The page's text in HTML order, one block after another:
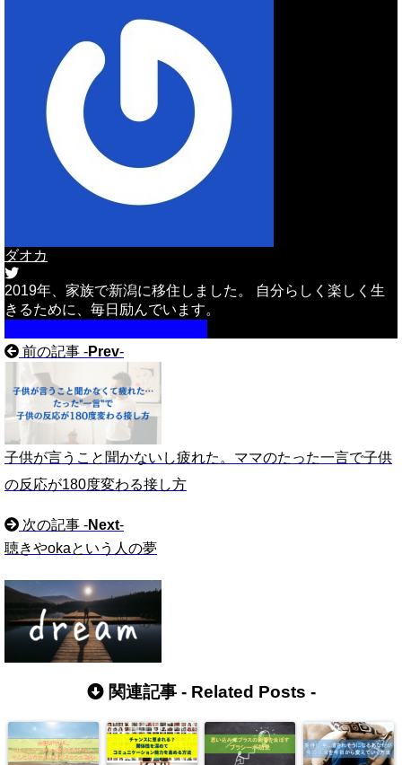
ダオカ
2019年、家族で新潟に移住しました。 自分らしく楽しく生
きるために、毎日励んでいます。
前の記事 -Prev-
子供が言うこと聞かないし疲れた。ママのたった一言で子供
の反応が180度変わる接し方
次の記事 -Next-
聴きやokaという人の夢
関連記事 - Related Posts -